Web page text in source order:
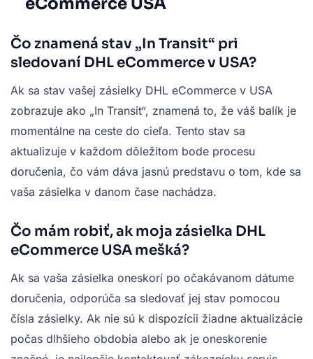
Čo znamená stav „In Transit“ pri
sledovaní DHL eCommerce v USA?
Ak sa stav vašej zásielky DHL eCommerce v USA
zobrazuje ako „In Transit“, znamená to, že váš balík je
momentálne na ceste do cieľa. Tento stav sa
aktualizuje v každom dôležitom bode procesu
doručenia, čo vám dáva jasnú predstavu o tom, kde sa
vaša zásielka v danom čase nachádza.
Čo mám robiť, ak moja zásielka DHL
eCommerce USA mešká?
Ak sa vaša zásielka oneskorí po očakávanom dátume
doručenia, odporúča sa sledovať jej stav pomocou
čísla zásielky. Ak nie sú k dispozícii žiadne aktualizácie
počas dlhšieho obdobia alebo ak je oneskorenie